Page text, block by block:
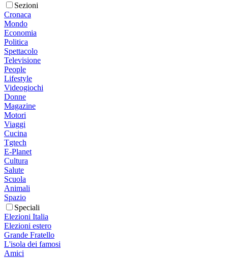
Sezioni
Cronaca
Mondo
Economia
Politica
Spettacolo
Televisione
People
Lifestyle
Videogiochi
Donne
Magazine
Motori
Viaggi
Cucina
Tgtech
E-Planet
Cultura
Salute
Scuola
Animali
Spazio
Speciali
Elezioni Italia
Elezioni estero
Grande Fratello
L'isola dei famosi
Amici